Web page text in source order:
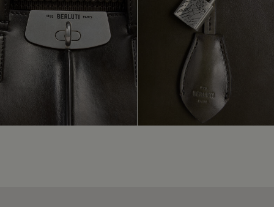
パッケージ
ベルルッティは、持続可能なリサイクル素材を使用し、化石
燃料由来のバージンプラスチックは使用していない、環境に
配慮したパッケージを重視しています。
私たちのコミットメント
お手入れという儀式
初回パティーヌ無料
数1十年にわたって培われたサヴォアフェールから生まれたパ
ティーヌは、一つひとつのクリエーションを歴史と感動の詰
まった、世界に一つの芸術作品へと昇華させます。 約60種類